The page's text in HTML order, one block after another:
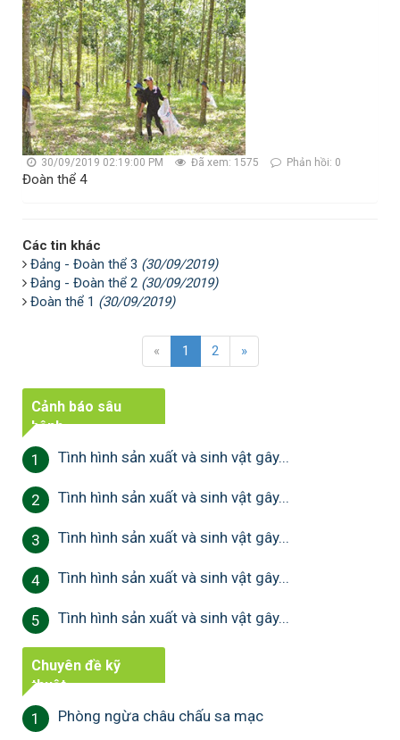
30/09/2019 02:19:00 PM Đã xem: 1575 Phản hồi: 0
Đoàn thể 4
Các tin khác
Đảng - Đoàn thể 3 (30/09/2019)
Đảng - Đoàn thể 2 (30/09/2019)
Đoàn thể 1 (30/09/2019)
« 1 2 »
Cảnh báo sâu
bệnh
1 Tình hình sản xuất và sinh vật gây...
2 Tình hình sản xuất và sinh vật gây...
3 Tình hình sản xuất và sinh vật gây...
4 Tình hình sản xuất và sinh vật gây...
5 Tình hình sản xuất và sinh vật gây...
Chuyên đề kỹ
thuật
1 Phòng ngừa châu chấu sa mạc